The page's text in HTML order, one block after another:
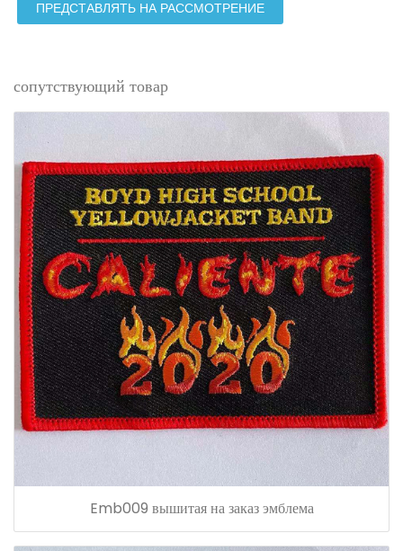
ПРЕДСТАВЛЯТЬ НА РАССМОТРЕНИЕ
сопутствующий товар
Emb009 вышитая на заказ эмблема